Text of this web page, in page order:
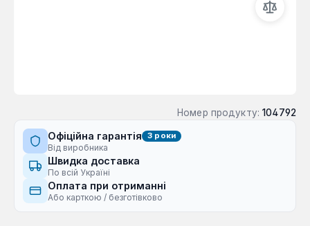
Номер продукту: 104792
Офіційна гарантія 3 роки
Від виробника
Швидка доставка
По всій Україні
Оплата при отриманні
Або карткою / безготівково